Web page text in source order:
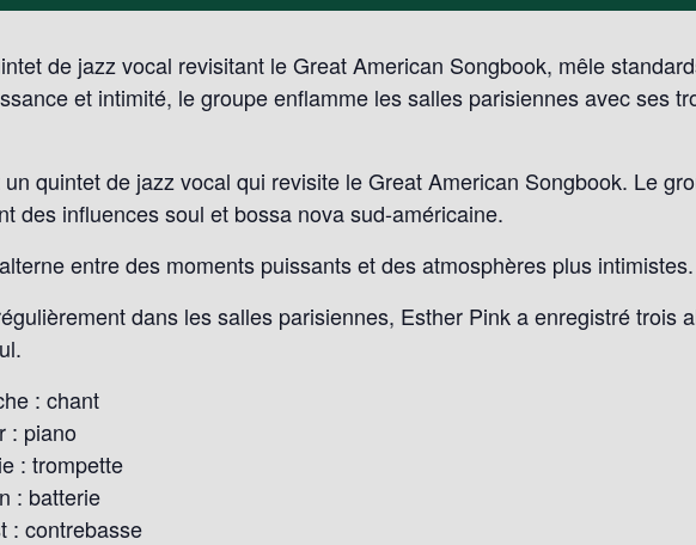
de jazz vocal revisitant le Great American Songbook, mêle
et intimité, le groupe enflamme les salles parisiennes avec ses
quintet de jazz vocal qui revisite le Great American Songbook. Le
des influences soul et bossa nova sud-américaine.
entre des moments puissants et des atmosphères plus intimistes.
dans les salles parisiennes, Esther Pink a enregistré trois
: chant
: piano
: trompette
: batterie
: contrebasse